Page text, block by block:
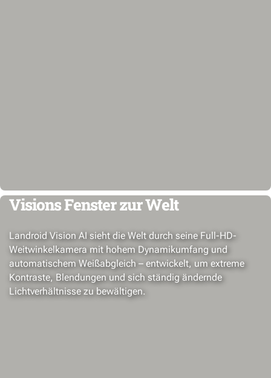
Visions Fenster zur Welt
Landroid Vision AI sieht die Welt durch seine Full-HD-
Weitwinkelkamera mit hohem Dynamikumfang und
automatischem Weißabgleich – entwickelt, um extreme
Kontraste, Blendungen und sich ständig ändernde
Lichtverhältnisse zu bewältigen.